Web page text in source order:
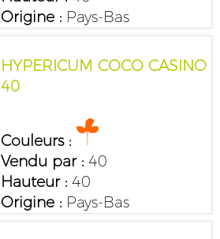
Origine :Pays-Bas
HYPERICUM COCO CASINO
40
Couleurs :
Vendu par :40
Hauteur :40
Origine :Pays-Bas